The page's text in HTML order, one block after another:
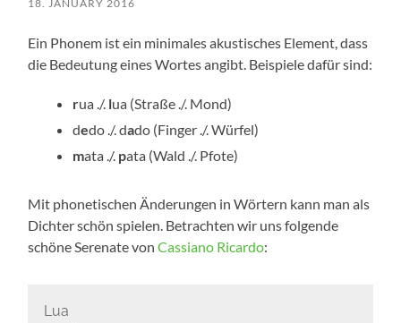
18. JANUARY 2016
Ein Pho­nem ist ein mini­ma­les akus­ti­sches Ele­ment, dass
die Bedeu­tung eines Wor­tes angibt. Bei­spie­le dafür sind:
rua ./. lua (Stra­ße ./. Mond)
dedo ./. dado (Fin­ger ./. Würfel)
mata ./. pata (Wald ./. Pfote)
Mit pho­ne­ti­schen Ände­run­gen in Wör­tern kann man als
Dich­ter schön spie­len. Betrach­ten wir uns fol­gen­de
schö­ne Sere­na­te vonCas­sia­no Ricar­do:
Lua